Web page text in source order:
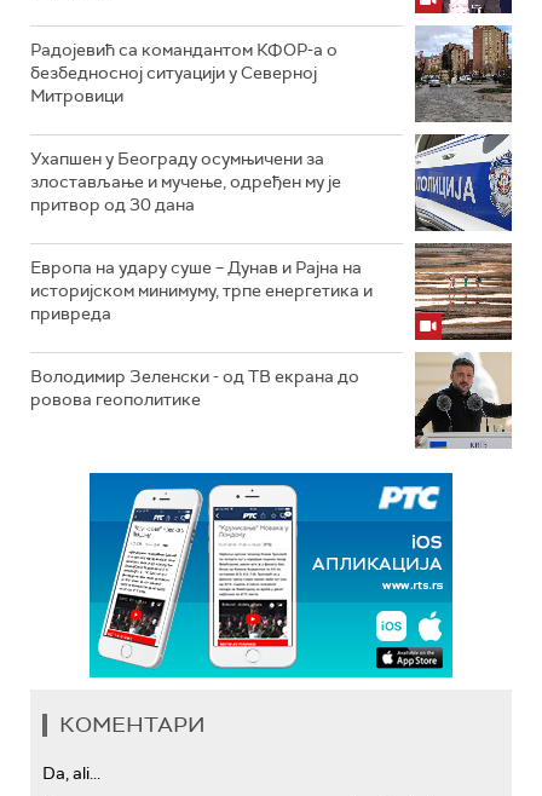
Радојевић са командантом КФОР-а о
безбедносној ситуацији у Северној
Митровици
Ухапшен у Београду осумњичени за
злостављање и мучење, одређен му је
притвор од 30 дана
Европа на удару суше – Дунав и Рајна на
историјском минимуму, трпе енергетика и
привреда
Володимир Зеленски - од ТВ екрана до
ровова геополитике
КОМЕНТАРИ
Da, ali...